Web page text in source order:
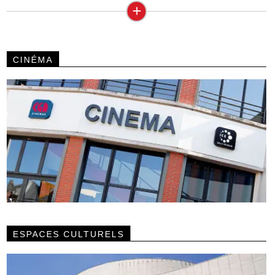
+
CINÉMA
ESPACES CULTURELS